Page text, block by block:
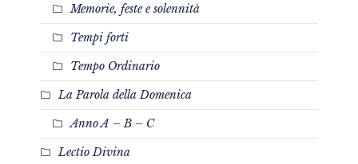
Memorie, feste e solennità
Tempi forti
Tempo Ordinario
La Parola della Domenica
Anno A – B – C
Lectio Divina